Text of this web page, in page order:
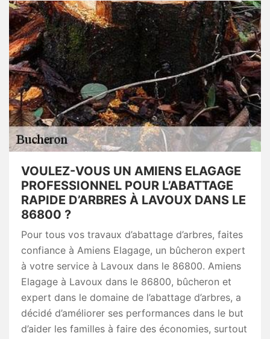
VOULEZ-VOUS UN AMIENS ELAGAGE
PROFESSIONNEL POUR L’ABATTAGE
RAPIDE D’ARBRES À LAVOUX DANS LE
86800 ?
Pour tous vos travaux d’abattage d’arbres, faites
confiance à Amiens Elagage, un bûcheron expert
à votre service à Lavoux dans le 86800. Amiens
Elagage à Lavoux dans le 86800, bûcheron et
expert dans le domaine de l’abattage d’arbres, a
décidé d’améliorer ses performances dans le but
d’aider les familles à faire des économies, surtout